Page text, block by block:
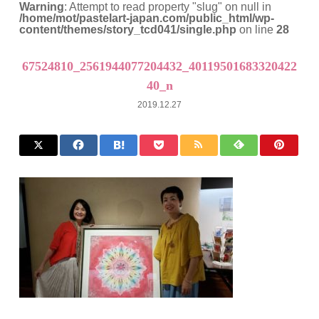
Warning: Attempt to read property "slug" on null in
/home/mot/pastelart-japan.com/public_html/wp-
content/themes/story_tcd041/single.php on line28
67524810_2561944077204432_40119501683320422
40_n
2019.12.27